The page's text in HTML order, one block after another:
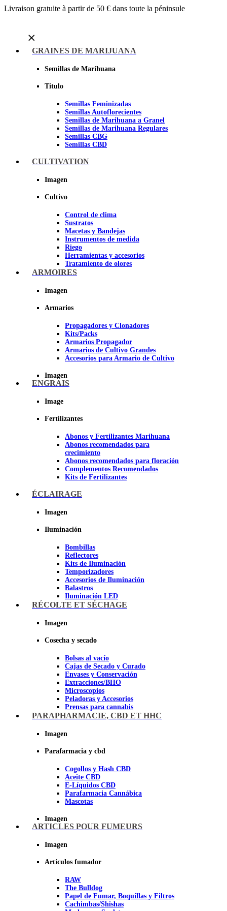
Livraison gratuite à partir de 50 € dans toute la péninsule
GRAINES DE MARIJUANA
Semillas de Marihuana
Titulo
Semillas Feminizadas
Semillas Autoflorecientes
Semillas de Marihuana a Granel
Semillas de Marihuana Regulares
Semillas CBG
Semillas CBD
Sheer seeds
CULTIVATION
Imagen
Cultivo
Control de clima
Sustratos
Macetas y Bandejas
Instrumentos de medida
Riego
Herramientas y accesorios
Tratamiento de olores
Insecticidas y fungicidas
Papel Reflectante para Cultivo de
ARMOIRES
Imagen
Armarios
Propagadores y Clonadores
Kits/Packs
Armarios Propagador
Armarios de Cultivo Grandes
Accesorios para Armario de Cultivo
Imagen
ENGRAIS
Image
Fertilizantes
Abonos y Fertilizantes Marihuana
Abonos recomendados para
crecimiento
Abonos recomendados para floración
Complementos Recomendados
Kits de Fertilizantes
Imagen
ÉCLAIRAGE
Imagen
Iluminación
Bombillas
Reflectores
Kits de Iluminación
Temporizadores
Accesorios de Iluminación
Balastros
Iluminación LED
Iluminación LEC
RÉCOLTE ET SÉCHAGE
Imagen
Cosecha y secado
Bolsas al vacío
Cajas de Secado y Curado
Envases y Conservación
Extracciones/BHO
Microscopios
Peladoras y Accesorios
Prensas para cannabis
Secadores de cogollos
PARAPHARMACIE, CBD ET HHC
Imagen
Parafarmacia y cbd
Cogollos y Hash CBD
Aceite CBD
E-Líquidos CBD
Parafarmacia Cannábica
Mascotas
Imagen
ARTICLES POUR FUMEURS
Imagen
Artículos fumador
RAW
The Bulldog
Papel de Fumar, Boquillas y Filtros
Cachimbas/Shishas